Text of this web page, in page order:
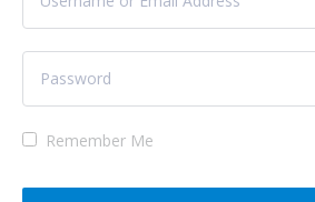
Remember Me